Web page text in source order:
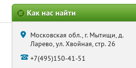
Как нас найти
Московская обл., г. Мытищи, д.
Ларево, ул. Хвойная, стр. 26
+7(495)150-41-51